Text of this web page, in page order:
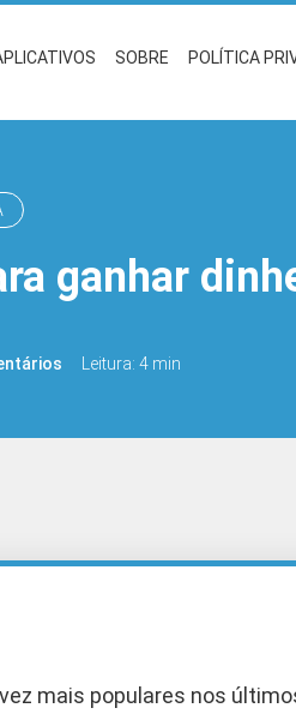
SOBRE POLÍTICA
ganhar
Leitura: 4 min
mais populares nos